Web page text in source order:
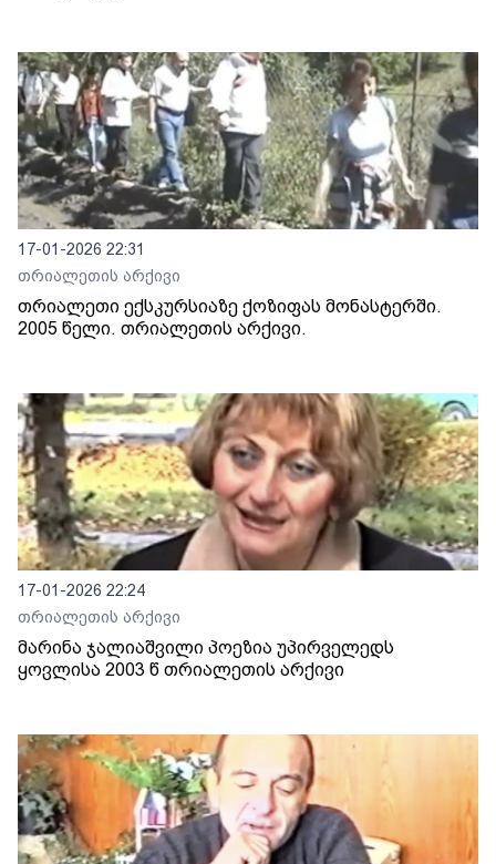
17-01-2026 22:31
თრიალეთის არქივი
თრიალეთი ექსკურსიაზე ქოზიფას მონასტერში.
2005 წელი. თრიალეთის არქივი.
17-01-2026 22:24
თრიალეთის არქივი
მარინა ჯალიაშვილი პოეზია უპირველედს
ყოვლისა 2003 წ თრიალეთის არქივი